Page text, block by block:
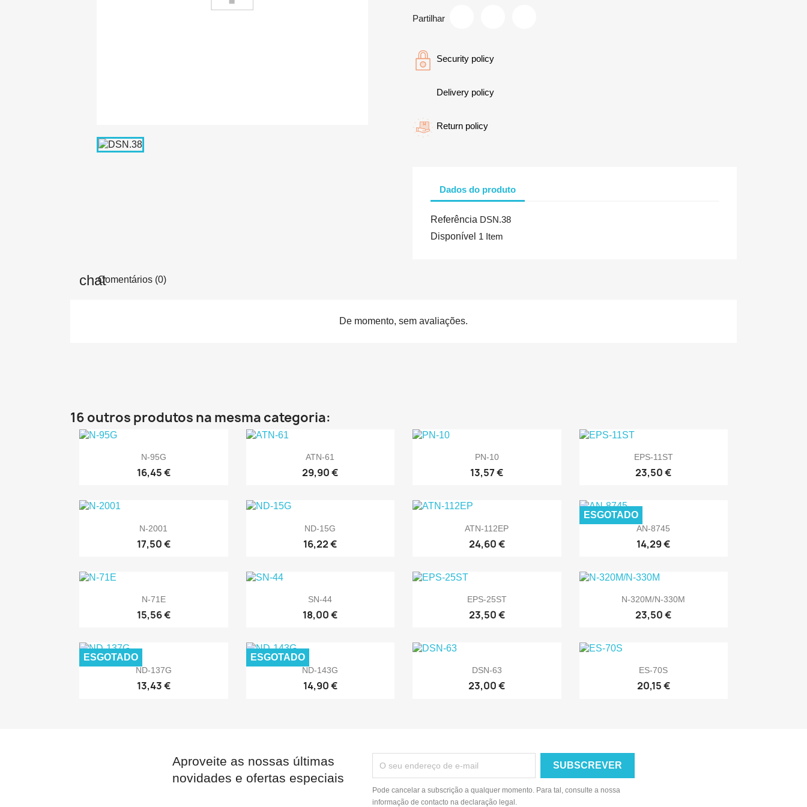
Partilhar
Security policy
Delivery policy
Return policy
Dados do produto
Referência DSN.38
Disponível 1 Item
Comentários (0)
De momento, sem avaliações.
16 outros produtos na mesma categoria:
Vista rápida
N-95G
16,45 €
Vista rápida
ATN-61
29,90 €
Vista rápida
PN-10
13,57 €
Vista rápida
EPS-11ST
23,50 €
Vista rápida
N-2001
17,50 €
Vista rápida
ND-15G
16,22 €
Vista rápida
ATN-112EP
24,60 €
 Vista rápida
AN-8745
14,29 €
ESGOTADO
Vista rápida
N-71E
15,56 €
Vista rápida
SN-44
18,00 €
Vista rápida
EPS-25ST
23,50 €
 Vista rápida
N-320M/N-330M
23,50 €
 Vista rápida
ND-137G
13,43 €
ESGOTADO
 Vista rápida
ND-143G
14,90 €
ESGOTADO
Vista rápida
DSN-63
23,00 €
Vista rápida
ES-70S
20,15 €
Aproveite as nossas últimas
novidades e ofertas especiais
Pode cancelar a subscrição a qualquer momento. Para tal, consulte a nossa
informação de contacto na declaração legal.